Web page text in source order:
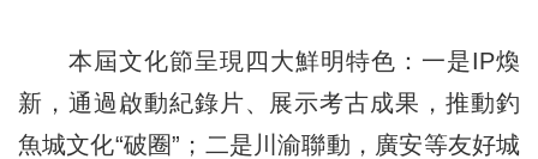
本屆文化節呈現四大鮮明特色：一是IP煥
新，通過啟動紀錄片、展示考古成果，推動釣
魚城文化“破圈”；二是川渝聯動，廣安等友好城